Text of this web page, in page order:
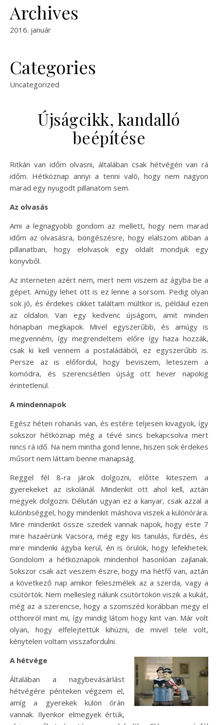
Archives
2016. január
Categories
Uncategorized
Újságcikk, kandalló
beépítése
Ritkán van időm olvasni, általában csak hétvégén van rá
időm. Hétköznap annyi a tenni való, hogy nem nagyon
marad egy nyugodt pillanatom sem.
Az olvasás
Ami a legnagyobb gondom az mellett, hogy nem marad
időm az olvasásra, böngészésre, hogy elalszom abban a
pillanatban, hogy elolvasok egy oldalt mondjuk egy
könyvből.
Az interneten azért nem, mert nem viszem az ágyba be a
gépet. Amúgy lehet ott is ez lenne a sorsom. Pedig olyan
sok jó, és érdekes cikket találtam múltkor is, például ezen
az oldalon. Van egy kedvenc újságom, amit minden
hónapban megkapok. Mivel egyszerűbb, és amúgy is
megvenném, így megrendeltem előre így haza hozzák,
csak ki kell vennem a postaládából, ez egyszerűbb is.
Persze az is előfordul, hogy beviszem, leteszem a
komódra, és szerencsétlen újság ott hever napokig
érintetlenül.
A mindennapok
Egész héten rohanás van, és estére teljesen kivagyok, így
sokszor hétköznap még a tévé sincs bekapcsolva mert
nincs rá idő. Na nem mintha gond lenne, hiszen sok érdekes
műsort nem láttam benne manapság.
Reggel fél 8-ra járok dolgozni, előtte kiteszem a
gyerekeket az iskolánál. Mindenkit ott ahol kell, aztán
megyek dolgozni. Délután ugyan ez a kanyar, csak azzal a
különbséggel, hogy mindenkit máshova viszek a különórára.
Mire mindenkit össze szedek vannak napok, hogy este 7
mire hazaérünk Vacsora, még egy kis tanulás, fürdés, és
mire mindenki ágyba kerül, én is örülök, hogy lefekhetek.
Gondolom a hétköznapok mindenhol hasonlóan zajlanak.
Sokszor csak azt veszem észre, hogy ma hétfő van, aztán
a következő nap amikor feleszmélek az a szerda, vagy a
csütörtök. Nem mellesleg nálunk csütörtökön viszik a kukát,
még az a szerencse, hogy a szomszéd korábban megy el
otthonról mint mi, így mindig látom hogy kint van. Már volt
olyan, hogy elfelejtettük kihúzni, de mivel tele volt,
kénytelen voltam visszafordulni.
A hétvége
Általában a nagybevásárlást
hétvégére pénteken végzem el,
amíg a gyerekek külön órán
vannak. Ilyenkor elmegyek értük,